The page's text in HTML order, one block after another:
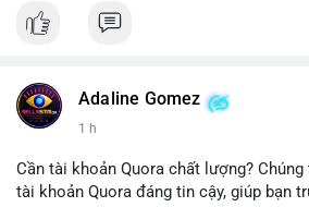
📱 WhatsApp: +1 (681) 549-2683
#instagram #instagramaccount
#digitalsolutions
#sellssmm
Adaline Gomez
1 h
Cần tài khoản Quora chất lượng?
tài khoản Quora đáng tin cậy, giúp bạn